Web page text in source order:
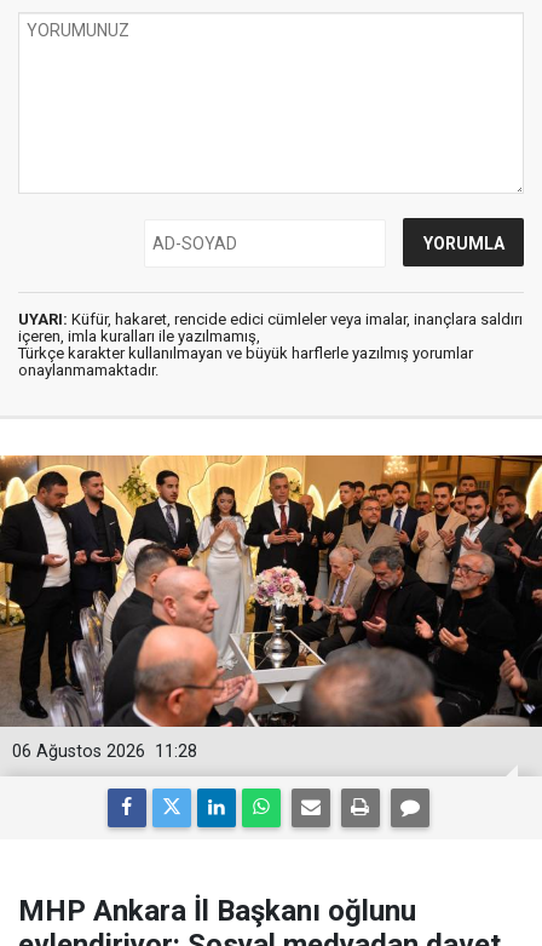
UYARI: Küfür, hakaret, rencide edici cümleler veya imalar, inançlara saldırı
içeren, imla kuralları ile yazılmamış,
Türkçe karakter kullanılmayan ve büyük harflerle yazılmış yorumlar
onaylanmamaktadır.
11:28
06 Ağustos 2026
MHP Ankara İl Başkanı oğlunu